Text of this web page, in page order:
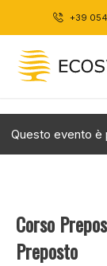
+39
Questo evento è
Corso
Preposto